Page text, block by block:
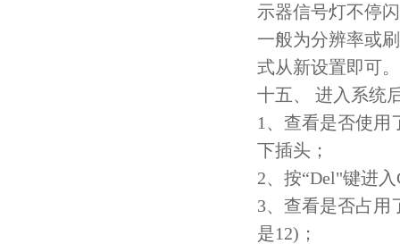
示器信号灯不停
一般为分辨率或
式从新设置即可。
十五、 进入系统
1、查看是否使用
下插头；
2、按“Del"键进
3、查看是否占用
是12)；